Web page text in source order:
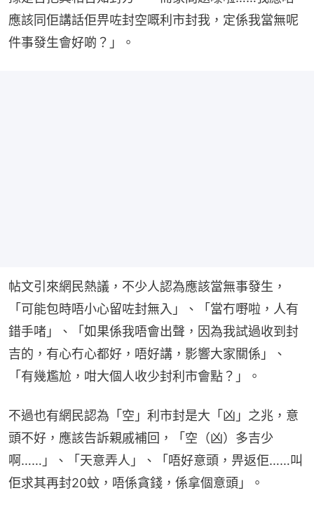
應該同佢講話佢畀咗封空嘅利市封我，定係我當無呢
件事發生會好啲？」。
帖文引來網民熱議，不少人認為應該當無事發生，
「可能包時唔小心留咗封無入」、「當冇嘢啦，人有
錯手啫」、「如果係我唔會出聲，因為我試過收到封
吉的，有心冇心都好，唔好講，影響大家關係」、
「有幾尷尬，咁大個人收少封利市會點？」。
不過也有網民認為「空」利市封是大「凶」之兆，意
頭不好，應該告訴親戚補回，「空（凶）多吉少
啊……」、「天意弄人」、「唔好意頭，畀返佢……叫
佢求其再封20蚊，唔係貪錢，係拿個意頭」。